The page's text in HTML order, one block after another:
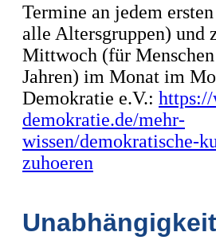
Termine an jedem
alle Altersgruppen) und
Mittwoch (für
Jahren) im Monat im
Demokratie e.V.:
demokratie.de/mehr-
wissen/demokratische-
zuhoeren
Unabhängigkeit